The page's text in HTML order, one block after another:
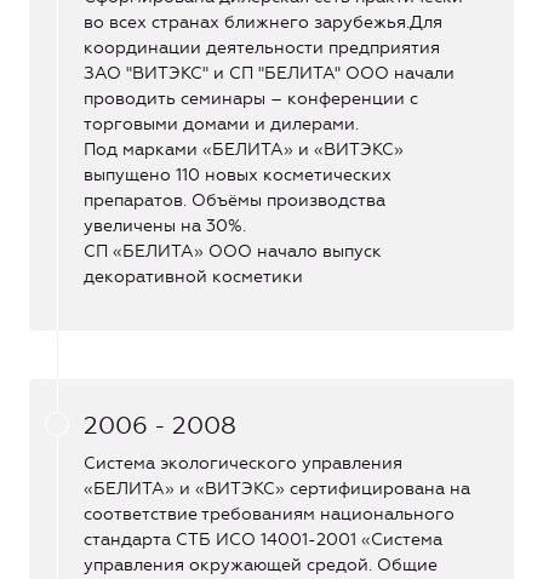
во всех странах ближнего зарубежья.Для
координации деятельности предприятия
ЗАО "ВИТЭКС" и СП "БЕЛИТА" ООО начали
проводить семинары – конференции с
торговыми домами и дилерами.
Под марками «БЕЛИТА» и «ВИТЭКС»
выпущено 110 новых косметических
препаратов. Объёмы производства
увеличены на 30%.
СП «БЕЛИТА» ООО начало выпуск
декоративной косметики
2006 - 2008
Система экологического управления
«БЕЛИТА» и «ВИТЭКС» сертифицирована на
соответствие требованиям национального
стандарта СТБ ИСО 14001-2001 «Система
управления окружающей средой. Общие